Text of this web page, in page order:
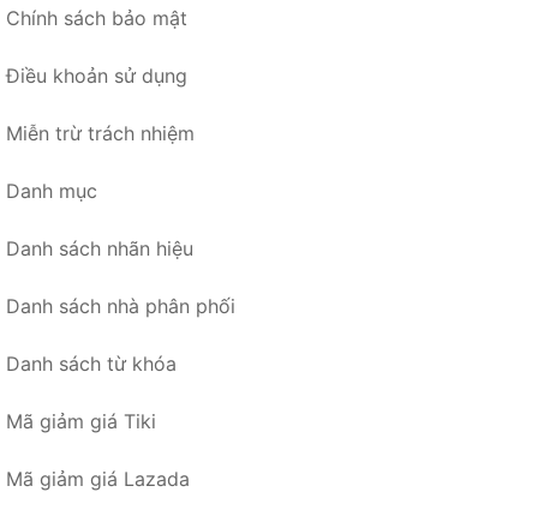
Chính sách bảo mật
Điều khoản sử dụng
Miễn trừ trách nhiệm
Danh mục
Danh sách nhãn hiệu
Danh sách nhà phân phối
Danh sách từ khóa
Mã giảm giá Tiki
Mã giảm giá Lazada